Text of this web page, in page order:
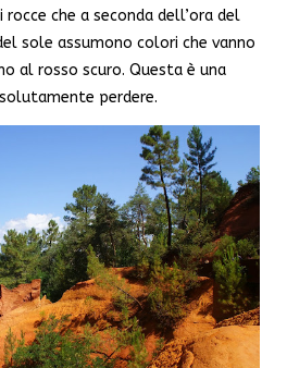
che a seconda dell’ora del
sole assumono colori che vanno
al rosso scuro. Questa è una
perdere.